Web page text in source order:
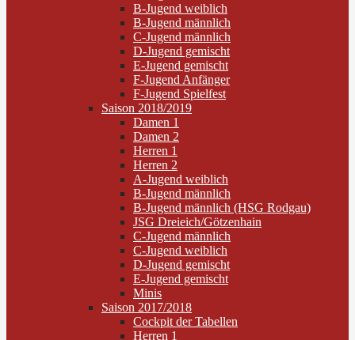
B-Jugend weiblich
B-Jugend männlich
C-Jugend männlich
D-Jugend gemischt
E-Jugend gemischt
F-Jugend Anfänger
F-Jugend Spielfest
Saison 2018/2019
Damen 1
Damen 2
Herren 1
Herren 2
A-Jugend weiblich
B-Jugend männlich
B-Jugend männlich (HSG Rodgau)
JSG Dreieich/Götzenhain
C-Jugend männlich
C-Jugend weiblich
D-Jugend gemischt
E-Jugend gemischt
Minis
Saison 2017/2018
Cockpit der Tabellen
Herren 1